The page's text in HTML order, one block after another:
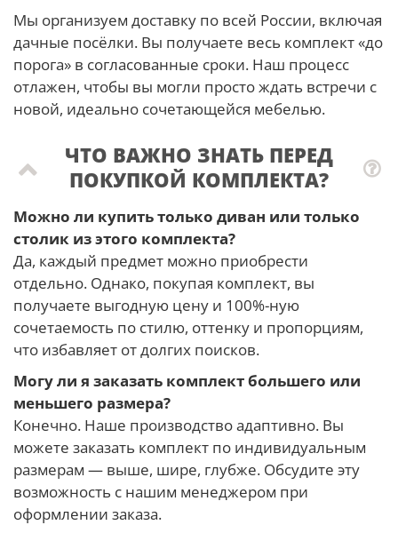
Мы организуем доставку по всей России, включая
дачные посёлки. Вы получаете весь комплект «до
порога» в согласованные сроки. Наш процесс
отлажен, чтобы вы могли просто ждать встречи с
новой, идеально сочетающейся мебелью.
ЧТО ВАЖНО ЗНАТЬ ПЕРЕД
ПОКУПКОЙ КОМПЛЕКТА?
Можно ли купить только диван или только
столик из этого комплекта?
Да, каждый предмет можно приобрести
отдельно. Однако, покупая комплект, вы
получаете выгодную цену и 100%-ную
сочетаемость по стилю, оттенку и пропорциям,
что избавляет от долгих поисков.
Могу ли я заказать комплект большего или
меньшего размера?
Конечно. Наше производство адаптивно. Вы
можете заказать комплект по индивидуальным
размерам — выше, шире, глубже. Обсудите эту
возможность с нашим менеджером при
оформлении заказа.